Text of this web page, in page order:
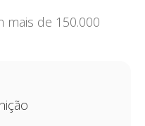
de 150.000